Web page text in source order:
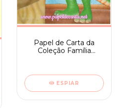
Papel de Carta da
Coleção Família
ESPIAR